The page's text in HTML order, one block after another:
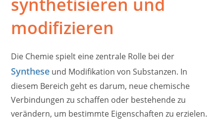
synthetisieren und
modifizieren
Die Chemie spielt eine zentrale Rolle bei der
Synthese und Modifikation von Substanzen. In
diesem Bereich geht es darum, neue chemische
Verbindungen zu schaffen oder bestehende zu
verändern, um bestimmte Eigenschaften zu erzielen.